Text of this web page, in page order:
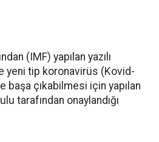
(IMF) yapılan yazılı
yeni tip koronavirüs (Kovid-
başa çıkabilmesi için yapılan
tarafından onaylandığı